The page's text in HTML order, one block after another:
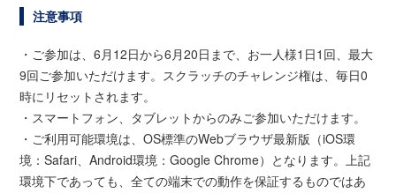
注意事項
・ご参加は、6月12日から6月20日まで、お一人様1日1回、最大
9回ご参加いただけます。スクラッチのチャレンジ権は、毎日0
時にリセットされます。
・スマートフォン、タブレットからのみご参加いただけます。
・ご利用可能環境は、OS標準のWebブラウザ最新版（iOS環
境：Safari、Android環境：Google Chrome）となります。上記
環境下であっても、全ての端末での動作を保証するものではあ